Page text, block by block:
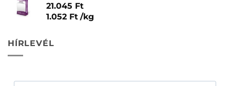
21.045 Ft
1.052 Ft /kg
HÍRLEVÉL